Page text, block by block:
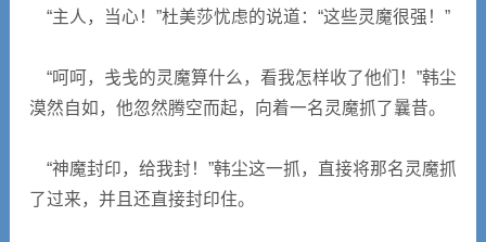
“主人，当心！”杜美莎忧虑的说道：“这些灵魔很强！”
“呵呵，戋戋的灵魔算什么，看我怎样收了他们！”韩尘
漠然自如，他忽然腾空而起，向着一名灵魔抓了曩昔。
“神魔封印，给我封！”韩尘这一抓，直接将那名灵魔抓
了过来，并且还直接封印住。